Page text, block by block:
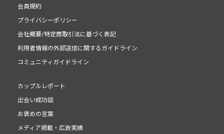
会員規約
プライバシーポリシー
会社概要/特定商取引法に基づく表記
利用者情報の外部送信に関するガイドライン
コミュニティガイドライン
カップルレポート
出会い成功談
お褒めの言葉
メディア掲載・広告実績